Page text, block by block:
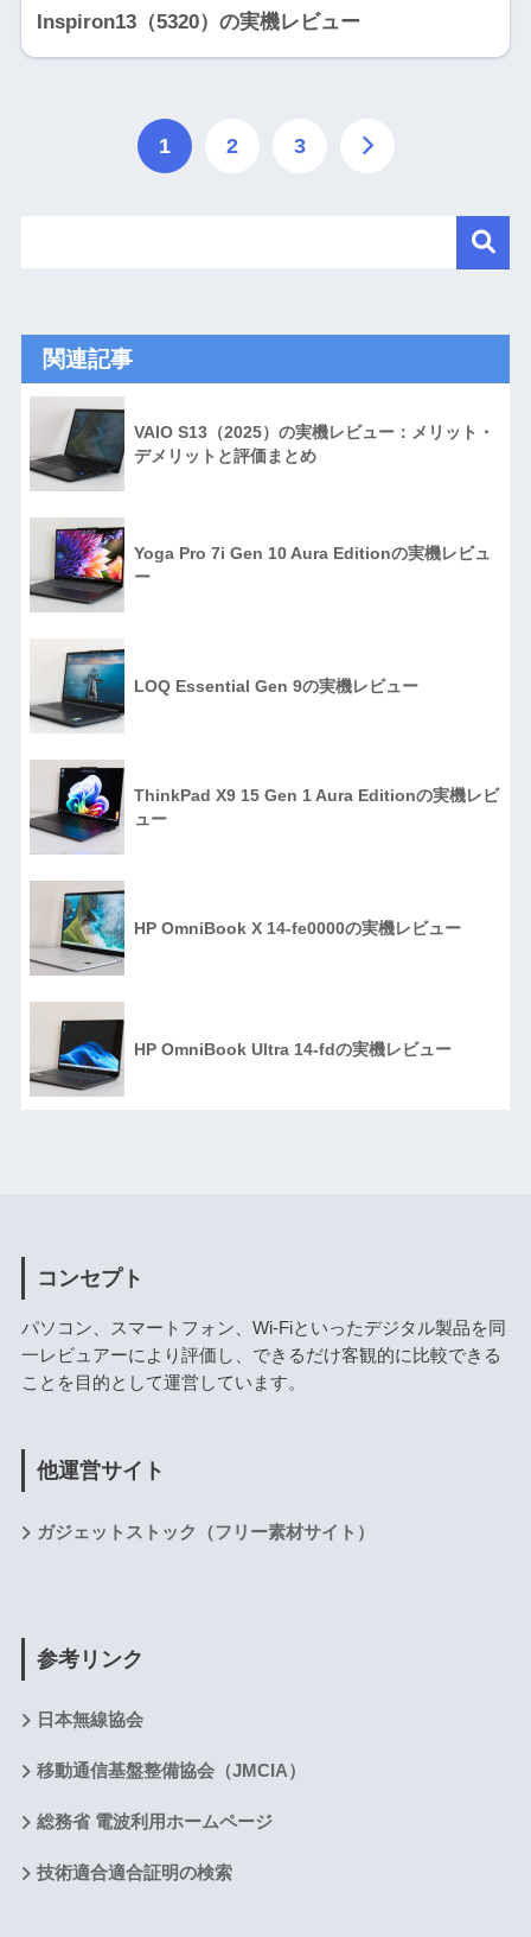
Inspiron13（5320）の実機レビュー
1 2 3
関連記事
VAIO S13（2025）の実機レビュー：メリット・
デメリットと評価まとめ
Yoga Pro 7i Gen 10 Aura Editionの実機レビュ
ー
LOQ Essential Gen 9の実機レビュー
ThinkPad X9 15 Gen 1 Aura Editionの実機レビ
ュー
HP OmniBook X 14-fe0000の実機レビュー
HP OmniBook Ultra 14-fdの実機レビュー
コンセプト
パソコン、スマートフォン、Wi-Fiといったデジタル製品を同
一レビュアーにより評価し、できるだけ客観的に比較できる
ことを目的として運営しています。
他運営サイト
ガジェットストック（フリー素材サイト）
参考リンク
日本無線協会
移動通信基盤整備協会（JMCIA）
総務省 電波利用ホームページ
技術適合適合証明の検索